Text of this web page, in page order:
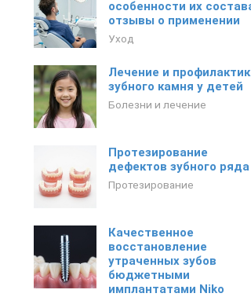
особенности их
отзывы о применении
Уход
Лечение и
зубного камня у детей
Болезни и лечение
Протезирование
дефектов зубного ряда
Протезирование
Качественное
восстановление
утраченных зубов
бюджетными
имплантатами Niko